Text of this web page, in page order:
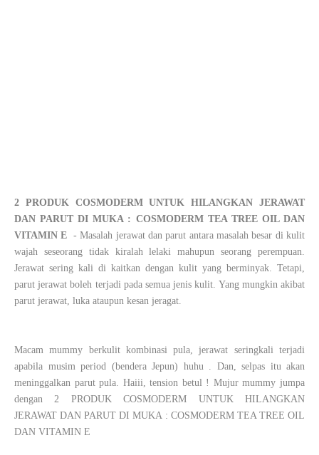
2 PRODUK COSMODERM UNTUK HILANGKAN JERAWAT
DAN PARUT DI MUKA : COSMODERM TEA TREE OIL DAN
VITAMIN E - Masalah jerawat dan parut antara masalah besar di kulit
wajah seseorang tidak kiralah lelaki mahupun seorang perempuan.
Jerawat sering kali di kaitkan dengan kulit yang berminyak. Tetapi,
parut jerawat boleh terjadi pada semua jenis kulit. Yang mungkin akibat
parut jerawat, luka ataupun kesan jeragat.
Macam mummy berkulit kombinasi pula, jerawat seringkali terjadi
apabila musim period (bendera Jepun) huhu . Dan, selpas itu akan
meninggalkan parut pula. Haiii, tension betul ! Mujur mummy jumpa
dengan2 PRODUK COSMODERM UNTUK HILANGKAN
JERAWAT DAN PARUT DI MUKA : COSMODERM TEA TREE OIL
DAN VITAMIN E